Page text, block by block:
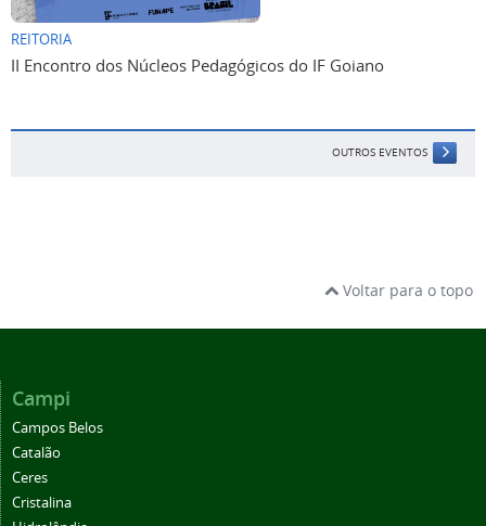
REITORIA
II Encontro dos Núcleos Pedagógicos do IF Goiano
OUTROS EVENTOS
Voltar para o topo
Campi
Campos Belos
Catalão
Ceres
Cristalina